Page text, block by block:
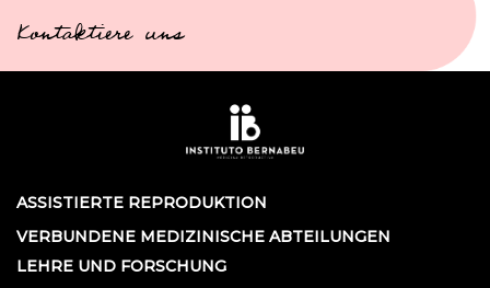
Kontaktiere uns
ASSISTIERTE REPRODUKTION
VERBUNDENE MEDIZINISCHE ABTEILUNGEN
LEHRE UND FORSCHUNG